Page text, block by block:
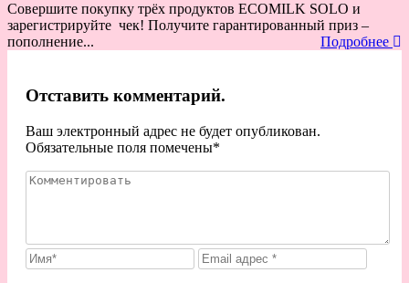
Совершите покупку трёх продуктов ECOMILK SOLO и
зарегистрируйте чек! Получите гарантированный приз –
пополнение...
Подробнее
Отставить комментарий.
Ваш электронный адрес не будет опубликован.
Обязательные поля помечены*